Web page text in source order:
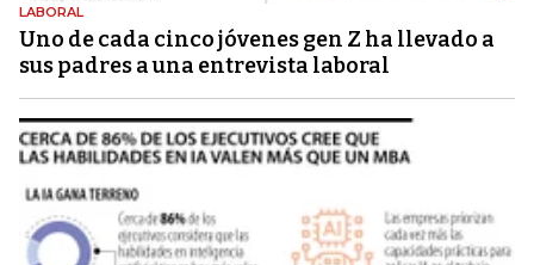
LABORAL
Uno de cada cinco jóvenes gen Z ha llevado a
sus padres a una entrevista laboral